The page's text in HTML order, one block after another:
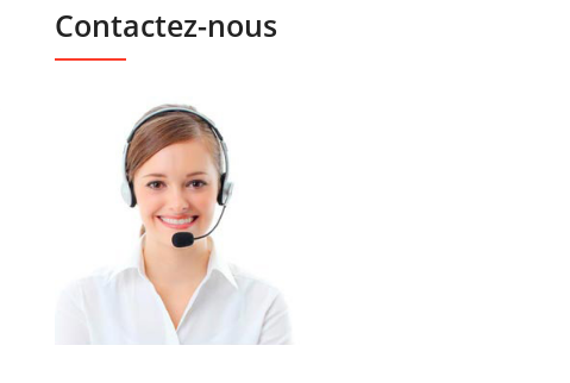
Contactez-nous